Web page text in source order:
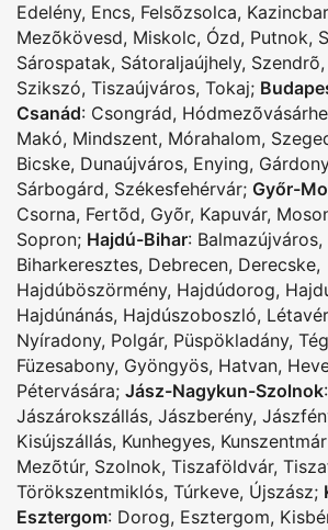
Edelény, Encs, Felsõzsolca,
Mezõkövesd, Miskolc, Ózd, Putnok,
Sárospatak, Sátoraljaújhely, Szendrõ,
Szikszó, Tiszaújváros, Tokaj;
Csanád: Csongrád,
Makó, Mindszent, Mórahalom,
Bicske, Dunaújváros, Enying, Gárdony
Sárbogárd, Székesfehérvár; Győr-
Csorna, Fertõd, Gyõr, Kapuvár,
Sopron; Hajdú-Bihar: Balmazújváros,
Biharkeresztes, Debrecen, Derecske,
Hajdúböszörmény, Hajdúdorog,
Hajdúnánás, Hajdúszoboszló,
Nyíradony, Polgár, Püspökladány,
Füzesabony, Gyöngyös, Hatvan,
Pétervására; Jász-Nagykun-Szolnok:
Jászárokszállás, Jászberény,
Kisújszállás, Kunhegyes,
Mezõtúr, Szolnok, Tiszaföldvár,
Törökszentmiklós, Túrkeve, Újszász;
Esztergom: Dorog, Esztergom,